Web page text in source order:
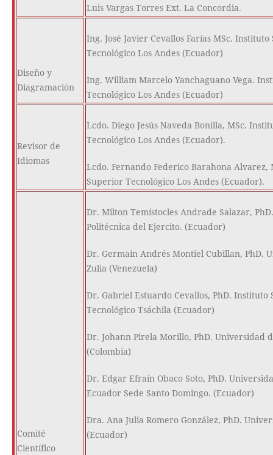
Luis Vargas Torres Ext. La Concordia.
Diseño y
Diagramación
Ing. José Javier Cevallos Farías MSc.
Tecnológico Los Andes (Ecuador)
Ing. William Marcelo Yanchaguano Vega.
Tecnológico Los Andes (Ecuador)
Revisor de
Idiomas
Lcdo. Diego Jesús Naveda Bonilla, MSc.
Tecnológico Los Andes (Ecuador).
Lcdo. Fernando Federico Barahona Alvarez,
Superior Tecnológico Los Andes (Ecuador).
Comité
Científico
Dr. Milton Temístocles Andrade Salazar,
Politécnica del Ejercito. (Ecuador)
Dr. Germain Andrés Montiel Cubillan, PhD.
Zulia (Venezuela)
Dr. Gabriel Estuardo Cevallos, PhD. Instituto
Tecnológico Tsáchila (Ecuador)
Dr. Johann Pirela Morillo, PhD. Universidad
(Colombia)
Dr. Edgar Efraín Obaco Soto, PhD.
Ecuador Sede Santo Domingo. (Ecuador)
Dra. Ana Julia Romero González, PhD.
(Ecuador)